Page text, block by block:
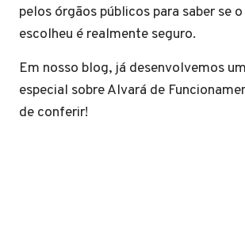
pelos órgãos públicos para saber se
escolheu é realmente seguro.
Em nosso blog, já desenvolvemos
especial sobre Alvará de
de conferir!